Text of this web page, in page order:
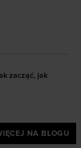
rozwiązań
(np. sieci
Jak zacząć, jak
zacząć, jak
NA BLOGU